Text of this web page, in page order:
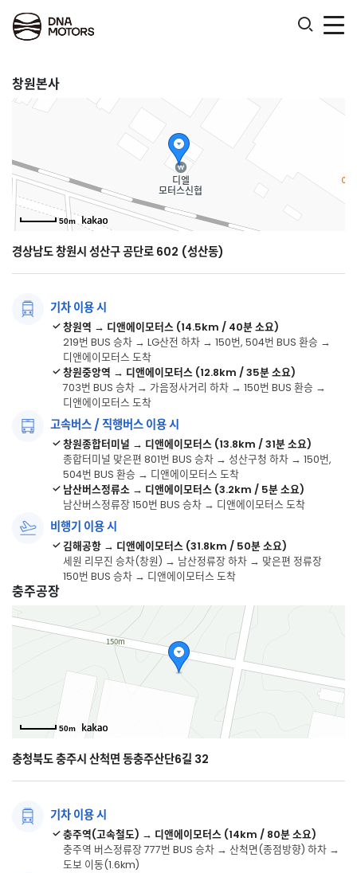
창원본사
50m
경상남도 창원시 성산구 공단로 602 (성산동)
기차 이용 시
창원역 → 디앤에이모터스 (14.5km / 40분 소요)
219번 BUS 승차 → LG산전 하차 → 150번, 504번 BUS 환승 →
디앤에이모터스 도착
창원중앙역 → 디앤에이모터스 (12.8km / 35분 소요)
703번 BUS 승차 → 가음정사거리 하차 → 150번 BUS 환승 →
디앤에이모터스 도착
고속버스 / 직행버스 이용 시
창원종합터미널 → 디앤에이모터스 (13.8km / 31분 소요)
종합터미널 맞은편 801번 BUS 승차 → 성산구청 하차 → 150번,
504번 BUS 환승 → 디앤에이모터스 도착
남산버스정류소 → 디앤에이모터스 (3.2km / 5분 소요)
남산버스정류장 150번 BUS 승차 → 디앤에이모터스 도착
비행기 이용 시
김해공항 → 디앤에이모터스 (31.8km / 50분 소요)
세원 리무진 승차(창원) → 남산정류장 하차 → 맞은편 정류장
150번 BUS 승차 → 디앤에이모터스 도착
충주공장
50m
충청북도 충주시 산척면 동충주산단6길 32
기차 이용 시
충주역(고속철도) → 디앤에이모터스 (14km / 80분 소요)
충주역 버스정류장 777번 BUS 승차 → 산척면(종점방향) 하차 →
도보 이동(1.6km)